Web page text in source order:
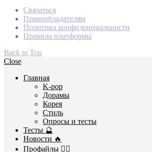
Связаться
Правообладателям
Политика конфиденциальности
Правила платформы
Back to Top
Close
Главная
K-pop
Дорамы
Корея
Стиль
Опросы и тесты
Тесты 🔮
Новости 🔥
Профайлы 🕵️‍♀️